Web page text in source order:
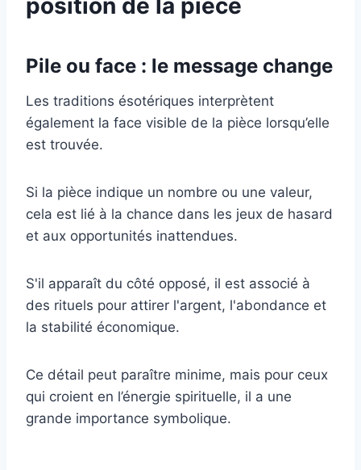
position de la pièce
Pile ou face : le message change
Les traditions ésotériques interprètent
également la face visible de la pièce lorsqu’elle
est trouvée.
Si la pièce indique un nombre ou une valeur,
cela est lié à la chance dans les jeux de hasard
et aux opportunités inattendues.
S'il apparaît du côté opposé, il est associé à
des rituels pour attirer l'argent, l'abondance et
la stabilité économique.
Ce détail peut paraître minime, mais pour ceux
qui croient en l’énergie spirituelle, il a une
grande importance symbolique.